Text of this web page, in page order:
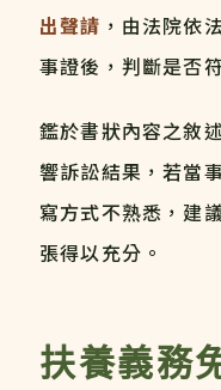
出聲請 ，由法院依
事證後，判斷是否
鑑於書狀內容之敘
響訴訟結果，若當
寫方式不熟悉，建
張得以充分。
扶養義務